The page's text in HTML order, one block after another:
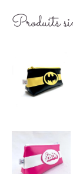
Produits